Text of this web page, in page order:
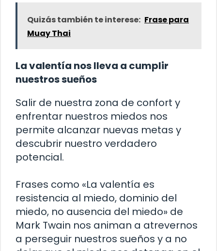
Quizás también te interese: Frase para
Muay Thai
La valentía nos lleva a cumplir
nuestros sueños
Salir de nuestra zona de confort y
enfrentar nuestros miedos nos
permite alcanzar nuevas metas y
descubrir nuestro verdadero
potencial.
Frases como «La valentía es
resistencia al miedo, dominio del
miedo, no ausencia del miedo» de
Mark Twain nos animan a atrevernos
a perseguir nuestros sueños y a no